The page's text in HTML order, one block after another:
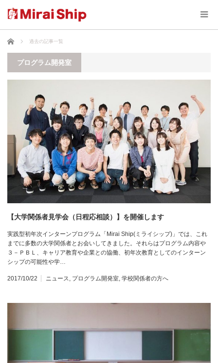
ホーム 過去の記事一覧
プログラム開発室
【大学関係者見学会（日程応相談）】を開催します
実践型初年次インターンプログラム「Mirai Ship(ミライシップ)」では、これ
までに多数の大学関係者とお会いしてきました。それらはプログラム内容や
３－ＰＢＬ、キャリア教育や企業との協働、初年次教育としてのインターン
シップの可能性や学…
2017/10/22 ニュース, プログラム開発室, 学校関係者の方へ